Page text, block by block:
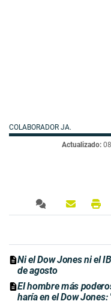
COLABORADOR JA.
Actualizado:
Ni el Dow Jones ni el
de agosto
El hombre más
haría en el Dow